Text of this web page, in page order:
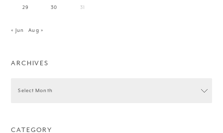
29 30 31
« Jun Aug »
ARCHIVES
CATEGORY